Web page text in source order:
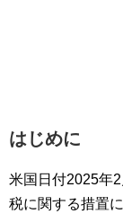
はじめに
米国日付2025年
税に関する措置